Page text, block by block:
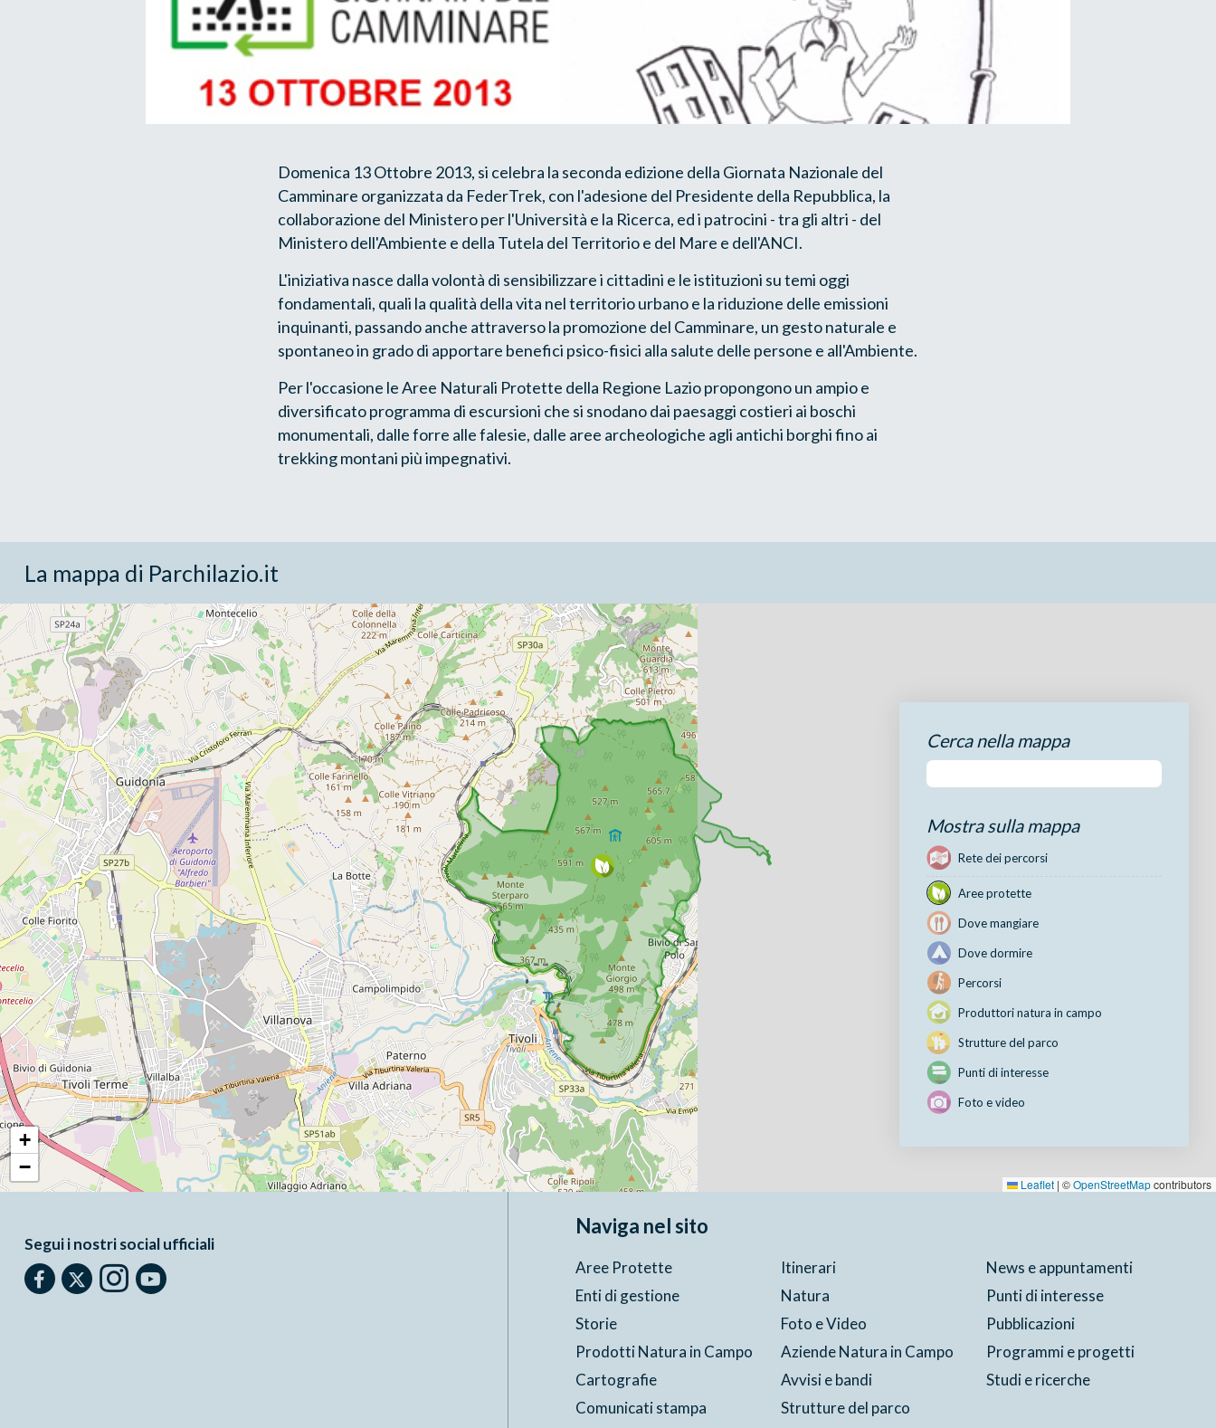
Domenica 13 Ottobre 2013, si celebra la seconda edizione della Giornata Nazionale del
Camminare organizzata da FederTrek, con l'adesione del Presidente della Repubblica, la
collaborazione del Ministero per l'Università e la Ricerca, ed i patrocini - tra gli altri - del
Ministero dell'Ambiente e della Tutela del Territorio e del Mare e dell'ANCI.
L'iniziativa nasce dalla volontà di sensibilizzare i cittadini e le istituzioni su temi oggi
fondamentali, quali la qualità della vita nel territorio urbano e la riduzione delle emissioni
inquinanti, passando anche attraverso la promozione del Camminare, un gesto naturale e
spontaneo in grado di apportare benefici psico-fisici alla salute delle persone e all'Ambiente.
Per l'occasione le Aree Naturali Protette della Regione Lazio propongono un ampio e
diversificato programma di escursioni che si snodano dai paesaggi costieri ai boschi
monumentali, dalle forre alle falesie, dalle aree archeologiche agli antichi borghi fino ai
trekking montani più impegnativi.
La mappa di Parchilazio.it
+
−
Leaflet | ©OpenStreetMapcontributors
Cerca nella mappa
Mostra sulla mappa
Rete dei percorsi
Aree protette
Dove mangiare
Dove dormire
Percorsi
Produttori natura in campo
Strutture del parco
Punti di interesse
Foto e video
Segui i nostri social ufficiali
Naviga nel sito
Aree Protette Itinerari
News e appuntamenti
Enti di gestione
Natura
Punti di interesse
Storie
Foto e Video
Pubblicazioni
Prodotti Natura in Campo
Aziende Natura in Campo
Programmi e progetti
Cartografie
Avvisi e bandi
Studi e ricerche
Comunicati stampa
Strutture del parco